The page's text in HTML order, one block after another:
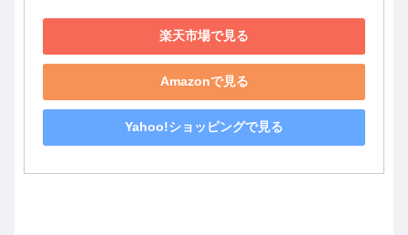
楽天市場で見る
Amazonで見る
Yahoo!ショッピングで見る